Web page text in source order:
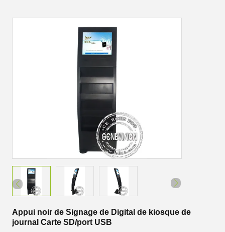
Appui noir de Signage de Digital de kiosque de
journal Carte SD/port USB